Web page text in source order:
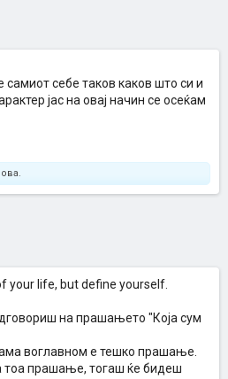
самиот себе таков каков што си и
јас на овај начин се осеќам
your life, but define yourself.
на прашањето "Која сум
воглавном е тешко прашање.
тоа прашање, тогаш ќе бидеш